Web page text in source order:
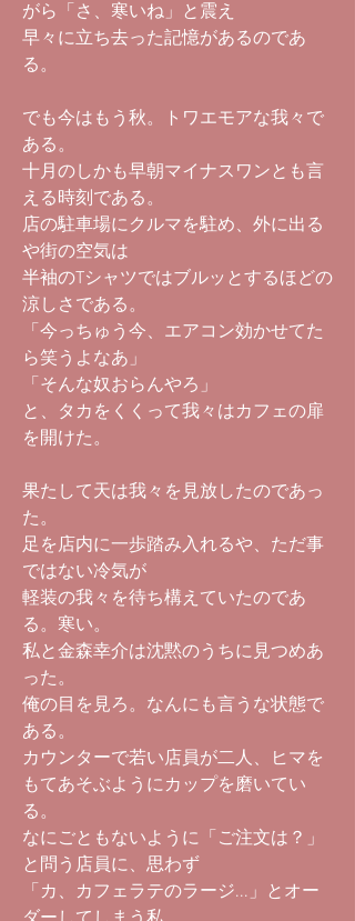
がら「さ、寒いね」と震え
早々に立ち去った記憶があるのであ
る。
でも今はもう秋。トワエモアな我々で
ある。
十月のしかも早朝マイナスワンとも言
える時刻である。
店の駐車場にクルマを駐め、外に出る
や街の空気は
半袖のTシャツではブルッとするほどの
涼しさである。
「今っちゅう今、エアコン効かせてた
ら笑うよなあ」
「そんな奴おらんやろ」
と、タカをくくって我々はカフェの扉
を開けた。
果たして天は我々を見放したのであっ
た。
足を店内に一歩踏み入れるや、ただ事
ではない冷気が
軽装の我々を待ち構えていたのであ
る。寒い。
私と金森幸介は沈黙のうちに見つめあ
った。
俺の目を見ろ。なんにも言うな状態で
ある。
カウンターで若い店員が二人、ヒマを
もてあそぶようにカップを磨いてい
る。
なにごともないように「ご注文は？」
と問う店員に、思わず
「カ、カフェラテのラージ...」とオー